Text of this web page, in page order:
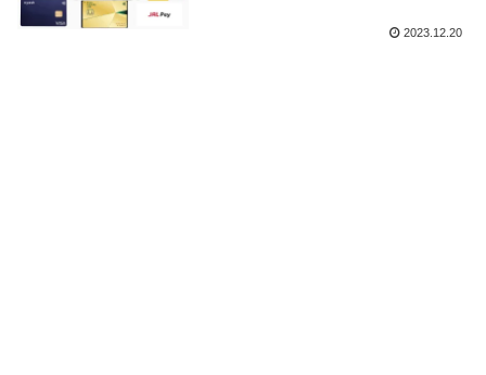
2023.12.20